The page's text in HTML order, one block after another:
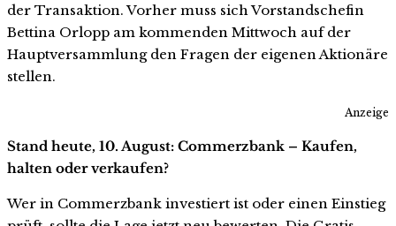
der Transaktion. Vorher muss sich Vorstandschefin
Bettina Orlopp am kommenden Mittwoch auf der
Hauptversammlung den Fragen der eigenen Aktionäre
stellen.
Anzeige
Stand heute, 10. August: Commerzbank – Kaufen,
halten oder verkaufen?
Wer in Commerzbank investiert ist oder einen Einstieg